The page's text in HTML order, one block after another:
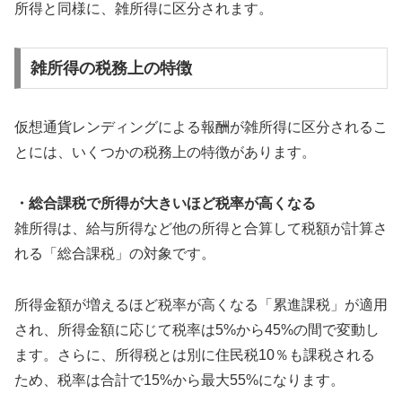
所得と同様に、雑所得に区分されます。
雑所得の税務上の特徴
仮想通貨レンディングによる報酬が雑所得に区分されるこ
とには、いくつかの税務上の特徴があります。
・総合課税で所得が大きいほど税率が高くなる
雑所得は、給与所得など他の所得と合算して税額が計算さ
れる「総合課税」の対象です。
所得金額が増えるほど税率が高くなる「累進課税」が適用
され、所得金額に応じて税率は5%から45%の間で変動し
ます。さらに、所得税とは別に住民税10％も課税される
ため、税率は合計で15%から最大55%になります。